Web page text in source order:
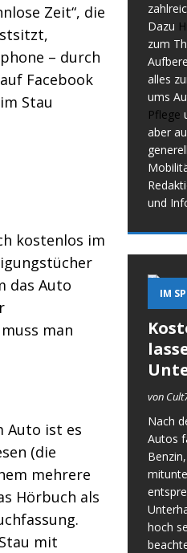
Zeit“, die
– durch
Facebook
Stau
kostenlos im
das Auto
man
Auto ist es
(die
mehrere
Hörbuch als
mit
Dazu
zum
alles
ums
Pflege
aber
und
IM
von
Nach
Autos
hoch